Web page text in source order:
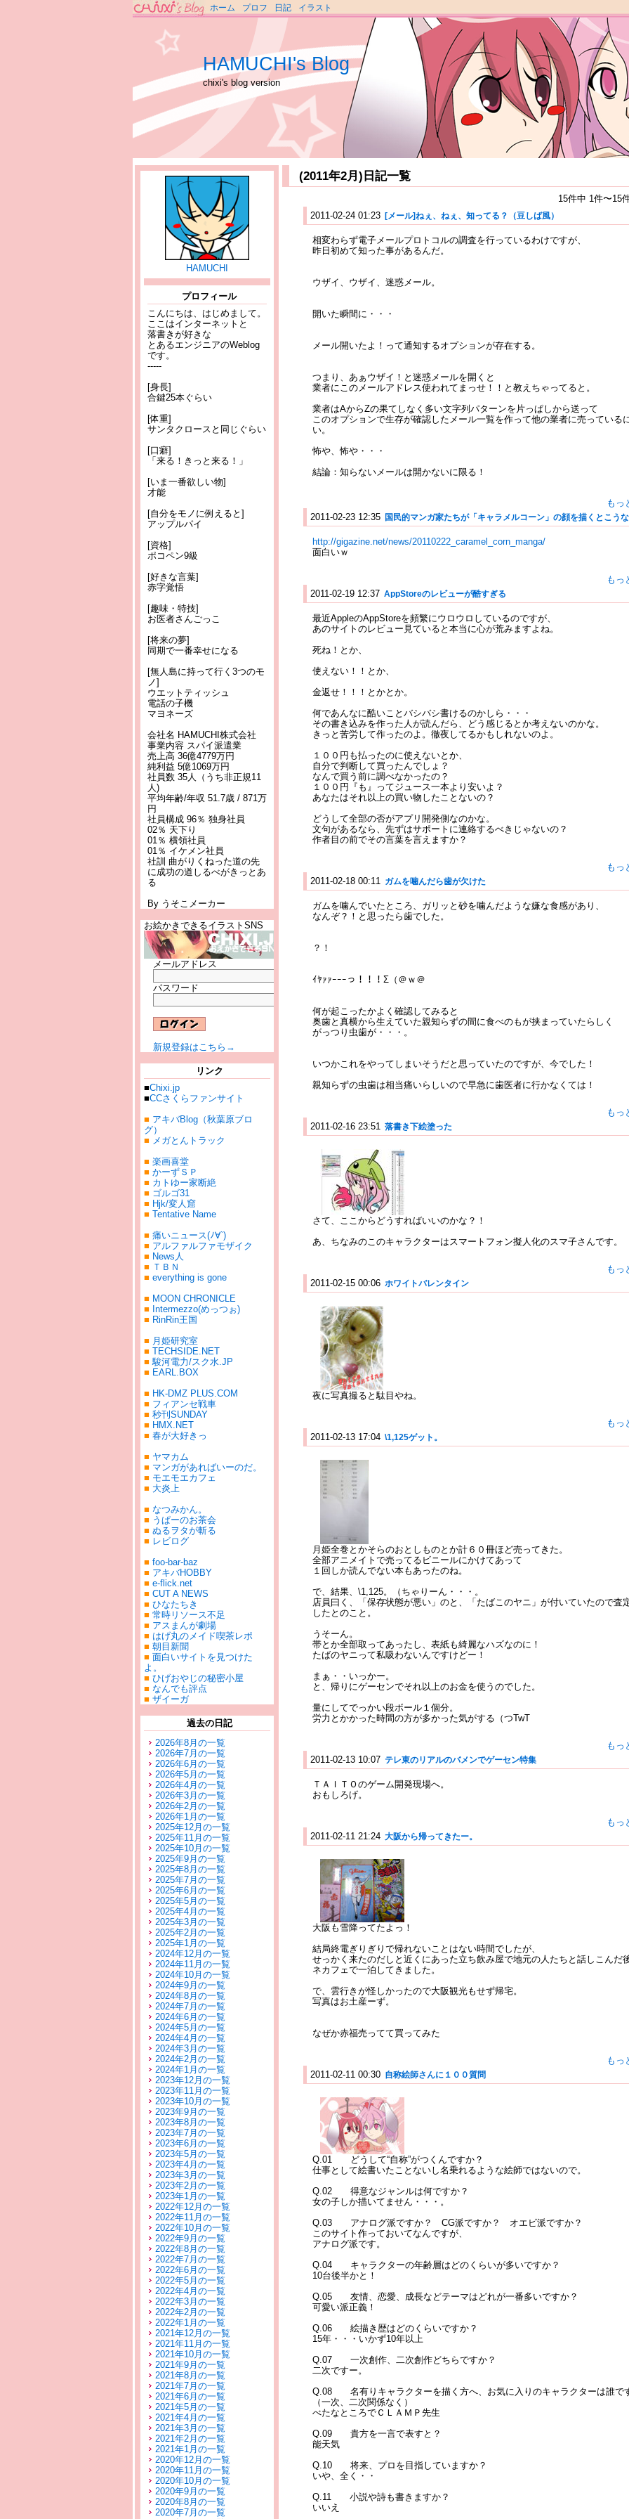
ホーム プロフ 日記 イラスト
HAMUCHI's Blog
chixi's blog version
HAMUCHI
プロフィール
こんにちは、はじめまして。
ここはインターネットと
落書きが好きな
とあるエンジニアのWeblog
です。
-----
[身長]
合鍵25本ぐらい
[体重]
サンタクロースと同じぐらい
[口癖]
「来る！きっと来る！」
[いま一番欲しい物]
才能
[自分をモノに例えると]
アップルパイ
[資格]
ポコペン9級
[好きな言葉]
赤字覚悟
[趣味・特技]
お医者さんごっこ
[将来の夢]
同期で一番幸せになる
[無人島に持って行く3つのモ
ノ]
ウエットティッシュ
電話の子機
マヨネーズ
会社名 HAMUCHI株式会社
事業内容 スパイ派遣業
売上高 36億4779万円
純利益 5億1069万円
社員数 35人（うち非正規11
人)
平均年齢/年収 51.7歳 / 871万
円
社員構成 96％ 独身社員
02％ 天下り
01％ 横領社員
01％ イケメン社員
社訓 曲がりくねった道の先
に成功の道しるべがきっとあ
る
By うそこメーカー
お絵かきできるイラストSNS
メールアドレス
パスワード
新規登録はこちら→
リンク
■Chixi.jp
■CCさくらファンサイト
■ アキバBlog（秋葉原ブロ
グ）
■ メガとんトラック
■ 楽画喜堂
■ かーずＳＰ
■ カトゆー家断絶
■ ゴルゴ31
■ Hjk/変人窟
■ Tentative Name
■ 痛いニュース(ﾉ∀`)
■ アルファルファモザイク
■ News人
■ ＴＢＮ
■ everything is gone
■ MOON CHRONICLE
■ Intermezzo(めっつぉ)
■ RinRin王国
■ 月姫研究室
■ TECHSIDE.NET
■駿河電力/スク水.JP
■ EARL.BOX
■ HK-DMZ PLUS.COM
■ フィアンセ戦車
■ 秒刊SUNDAY
■ HMX.NET
■ 春が大好きっ
■ ヤマカム
■ マンガがあればいーのだ。
■ モエモエカフェ
■ 大炎上
■ なつみかん。
■ うぱーのお茶会
■ ぬるヲタが斬る
■ レビログ
■ foo-bar-baz
■ アキバHOBBY
■ e-flick.net
■ CUT A NEWS
■ ひなたちき
■ 常時リソース不足
■ アスまんが劇場
■ はげ丸のメイド喫茶レポ
■ 朝目新聞
■ 面白いサイトを見つけた
よ。
■ ひげおやじの秘密小屋
■ なんでも評点
■ ザイーガ
過去の日記
2026年8月の一覧
2026年7月の一覧
2026年6月の一覧
2026年5月の一覧
2026年4月の一覧
2026年3月の一覧
2026年2月の一覧
2026年1月の一覧
2025年12月の一覧
2025年11月の一覧
2025年10月の一覧
2025年9月の一覧
2025年8月の一覧
2025年7月の一覧
2025年6月の一覧
2025年5月の一覧
2025年4月の一覧
2025年3月の一覧
2025年2月の一覧
2025年1月の一覧
2024年12月の一覧
2024年11月の一覧
2024年10月の一覧
2024年9月の一覧
2024年8月の一覧
2024年7月の一覧
2024年6月の一覧
2024年5月の一覧
2024年4月の一覧
2024年3月の一覧
2024年2月の一覧
2024年1月の一覧
2023年12月の一覧
2023年11月の一覧
2023年10月の一覧
2023年9月の一覧
2023年8月の一覧
2023年7月の一覧
2023年6月の一覧
2023年5月の一覧
2023年4月の一覧
2023年3月の一覧
2023年2月の一覧
2023年1月の一覧
2022年12月の一覧
2022年11月の一覧
2022年10月の一覧
2022年9月の一覧
2022年8月の一覧
2022年7月の一覧
2022年6月の一覧
2022年5月の一覧
2022年4月の一覧
2022年3月の一覧
2022年2月の一覧
2022年1月の一覧
2021年12月の一覧
2021年11月の一覧
2021年10月の一覧
2021年9月の一覧
2021年8月の一覧
2021年7月の一覧
2021年6月の一覧
2021年5月の一覧
2021年4月の一覧
2021年3月の一覧
2021年2月の一覧
2021年1月の一覧
2020年12月の一覧
2020年11月の一覧
2020年10月の一覧
2020年9月の一覧
2020年8月の一覧
2020年7月の一覧
(2011年2月)日記一覧
15件中 1件〜15
2011-02-24 01:23 [メール]ねぇ、ねぇ、知ってる？（豆しば風）
相変わらず電子メールプロトコルの調査を行っているわけですが、
昨日初めて知った事があるんだ。
ウザイ、ウザイ、迷惑メール。
開いた瞬間に・・・
メール開いたよ！って通知するオプションが存在する。
つまり、あぁウザイ！と迷惑メールを開くと
業者にこのメールアドレス使われてまっせ！！と教えちゃってると。
業者はAからZの果てしなく多い文字列パターンを片っぱしから送って
このオプションで生存が確認したメール一覧を作って他の業者に売っている
い。
怖や、怖や・・・
結論：知らないメールは開かないに限る！
も
2011-02-23 12:35 国民的マンガ家たちが「キャラメルコーン」の顔を描くとこう
http://gigazine.net/news/20110222_caramel_corn_manga/
面白いｗ
も
2011-02-19 12:37 AppStoreのレビューが酷すぎる
最近AppleのAppStoreを頻繁にウロウロしているのですが、
あのサイトのレビュー見ていると本当に心が荒みますよね。
死ね！とか、
使えない！！とか、
金返せ！！！とかとか。
何であんなに酷いことバシバシ書けるのかしら・・・
その書き込みを作った人が読んだら、どう感じるとか考えないのかな。
きっと苦労して作ったのよ。徹夜してるかもしれないのよ。
１００円も払ったのに使えないとか、
自分で判断して買ったんでしょ？
なんで買う前に調べなかったの？
１００円『も』ってジュース一本より安いよ？
あなたはそれ以上の買い物したことないの？
どうして全部の否がアプリ開発側なのかな。
文句があるなら、先ずはサポートに連絡するべきじゃないの？
作者目の前でその言葉を言えますか？
も
2011-02-18 00:11 ガムを噛んだら歯が欠けた
ガムを噛んでいたところ、ガリッと砂を噛んだような嫌な食感があり、
なんぞ？！と思ったら歯でした。
？！
ｲﾔｧｧｰｰｰっ！！！Σ（＠ｗ＠
何が起こったかよく確認してみると
奥歯と真横から生えていた親知らずの間に食べのもが挟まっていたらしく
がっつり虫歯が・・・。
いつかこれをやってしまいそうだと思っていたのですが、今でした！
親知らずの虫歯は相当痛いらしいので早急に歯医者に行かなくては！
も
2011-02-16 23:51 落書き下絵塗った
さて、ここからどうすればいいのかな？！
あ、ちなみのこのキャラクターはスマートフォン擬人化のスマ子さんです。
も
2011-02-15 00:06 ホワイトバレンタイン
夜に写真撮ると駄目やね。
も
2011-02-13 17:04 \1,125ゲット。
月姫全巻とかそらのおとしものとか計６０冊ほど売ってきた。
全部アニメイトで売ってるビニールにかけてあって
１回しか読んでない本もあったのね。
で、結果、\1,125。（ちゃりーん・・・。
店員曰く、「保存状態が悪い」のと、「たばこのヤニ」が付いていたので査
したとのこと。
うそーん。
帯とか全部取ってあったし、表紙も綺麗なハズなのに！
たばのヤニって私吸わないんですけどー！
まぁ・・いっかー。
と、帰りにゲーセンでそれ以上のお金を使うのでした。
量にしてでっかい段ボール１個分。
労力とかかった時間の方が多かった気がする（つTwT
も
2011-02-13 10:07 テレ東のリアルのバメンでゲーセン特集
ＴＡＩＴＯのゲーム開発現場へ。
おもしろげ。
も
2011-02-11 21:24 大阪から帰ってきたー。
大阪も雪降ってたよっ！
結局終電ぎりぎりで帰れないことはない時間でしたが、
せっかく来たのだしと近くにあった立ち飲み屋で地元の人たちと話しこんだ
ネカフェで一泊してきました。
で、雲行きが怪しかったので大阪観光もせず帰宅。
写真はお土産ーず。
なぜか赤福売ってて買ってみた
も
2011-02-11 00:30 自称絵師さんに１００質問
Q.01 どうして“自称”がつくんですか？
仕事として絵書いたことないし名乗れるような絵師ではないので。
Q.02 得意なジャンルは何ですか？
女の子しか描いてません・・・。
Q.03 アナログ派ですか？ CG派ですか？ オエビ派ですか？
このサイト作っておいてなんですが、
アナログ派です。
Q.04 キャラクターの年齢層はどのくらいが多いですか？
10台後半かと！
Q.05 友情、恋愛、成長などテーマはどれが一番多いですか？
可愛い派正義！
Q.06 絵描き歴はどのくらいですか？
15年・・・いかず10年以上
Q.07 一次創作、二次創作どちらですか？
二次ですー。
Q.08 名有りキャラクターを描く方へ、お気に入りのキャラクターは誰で
（一次、二次関係なく）
べたなところでＣＬＡＭＰ先生
Q.09 貴方を一言で表すと？
能天気
Q.10 将来、プロを目指していますか？
いや、全く・・
Q.11 小説や詩も書きますか？
いいえ